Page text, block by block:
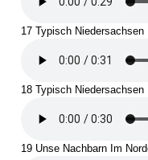
17 Typisch Niedersachsen
18 Typisch
19 Unse Nachbarn Im